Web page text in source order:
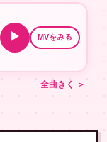
▶ MVをみる
全曲きく ＞